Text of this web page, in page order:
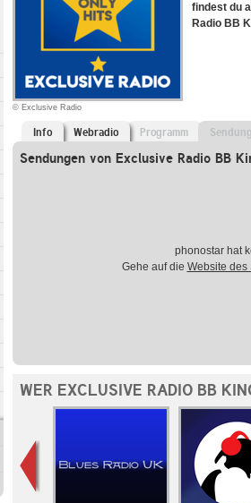
© Exclusive Radio
findest du
Radio BB
Info Webradio Programm
Sendungen von Exclusive Radio BB
phonostar hat
Gehe auf die Website des
WER EXCLUSIVE RADIO BB